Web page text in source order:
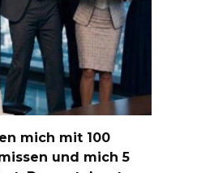
mich mit 100
und mich 5